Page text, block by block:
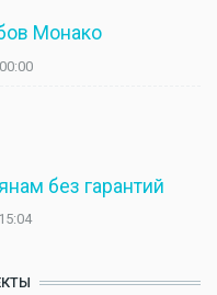
Монако
без гарантий